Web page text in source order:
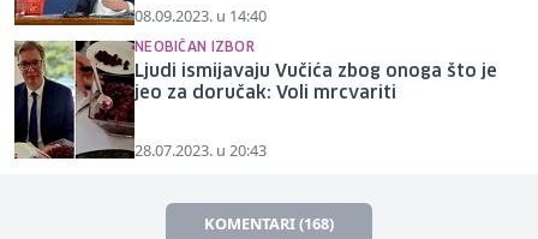
08.09.2023. u 14:40
NEOBIČAN IZBOR
Ljudi ismijavaju Vučića zbog onoga što je
jeo za doručak: Voli mrcvariti
28.07.2023. u 20:43
KOMENTARI (168)